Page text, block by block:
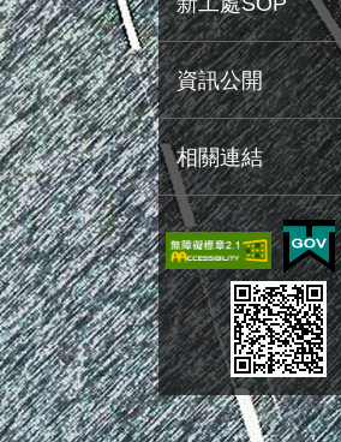
資訊公開
相關連結